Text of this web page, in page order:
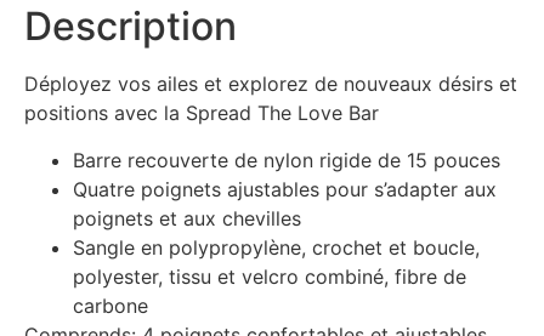
Description
Déployez vos ailes et explorez de nouveaux désirs et
positions avec la Spread The Love Bar
Barre recouverte de nylon rigide de 15 pouces
Quatre poignets ajustables pour s’adapter aux
poignets et aux chevilles
Sangle en polypropylène, crochet et boucle,
polyester, tissu et velcro combiné, fibre de
carbone